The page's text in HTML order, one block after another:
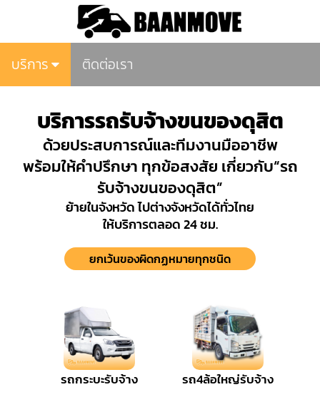
บริการ ติดต่อเรา
บริการรถรับจ้างขนของดุสิต
ด้วยประสบการณ์และทีมงานมืออาชีพ
พร้อมให้คำปรึกษา ทุกข้อสงสัย เกี่ยวกับ“รถ
รับจ้างขนของดุสิต”
ย้ายในจังหวัด ไปต่างจังหวัดได้ทั่วไทย
ให้บริการตลอด 24 ชม.
ยกเว้นของผิดกฏหมายทุกชนิด
รถกระบะรับจ้าง รถ4ล้อใหญ่รับจ้าง